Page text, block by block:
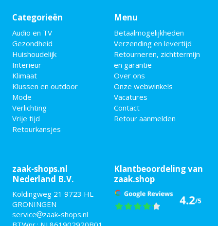
Klantbeoordeling van
zaak.shop
Categorieën
Audio en TV
Gezondheid
Huishoudelijk
Interieur
Klimaat
Klussen en outdoor
Mode
Verlichting
Vrije tijd
Retourkansjes
Menu
Betaalmogelijkheden
Verzending en levertijd
Retourneren, zichttermijn
en garantie
Over ons
Onze webwinkels
Vacatures
Contact
Retour aanmelden
zaak-shops.nl
Nederland B.V.
Koldingweg 21 9723 HL
GRONINGEN
service
zaak-shops.nl